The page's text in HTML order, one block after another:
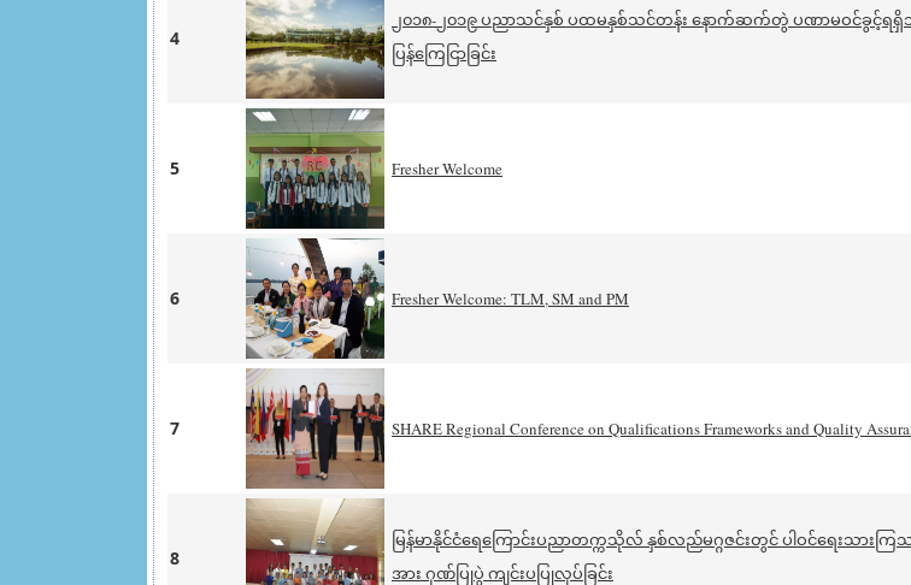
4
၂၀၁၈-၂၀၁၉ ပညာသင်နှစ် ပထမနှစ်သင်တန်း နောက်ဆက်တွဲ ပဏာမဝင်ခွင့်ရရှိ
ပြန်ကြေငြာခြင်း
5 Fresher Welcome
6 Fresher Welcome: TLM, SM and PM
7 SHARE Regional Conference on Qualifications Frameworks and Quality
8
မြန်မာနိုင်ငံရေကြောင်းပညာတက္ကသိုလ် နှစ်လည်မဂ္ဂဇင်းတွင် ပါဝင်ရေးသားကြသ
အား ဂုဏ်ပြုပွဲ ကျင်းပပြုလုပ်ခြင်း